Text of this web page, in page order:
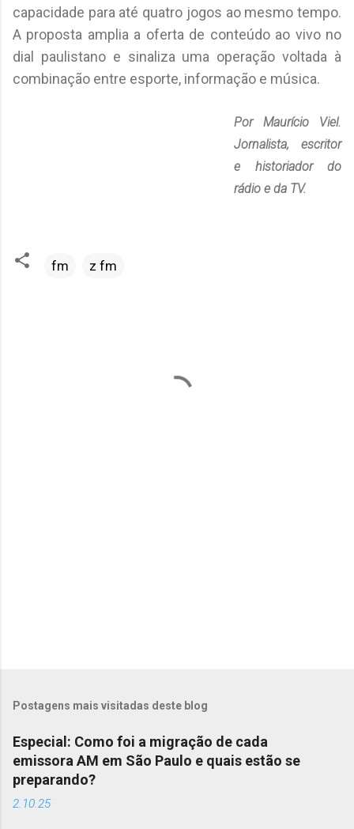
capacidade para até quatro jogos ao mesmo tempo.
A proposta amplia a oferta de conteúdo ao vivo no
dial paulistano e sinaliza uma operação voltada à
combinação entre esporte, informação e música.
Por Maurício Viel.
Jornalista, escritor
e historiador do
rádio e da TV.
fm z fm
Postagens mais visitadas deste blog
Especial: Como foi a migração de cada
emissora AM em São Paulo e quais estão se
preparando?
2.10.25